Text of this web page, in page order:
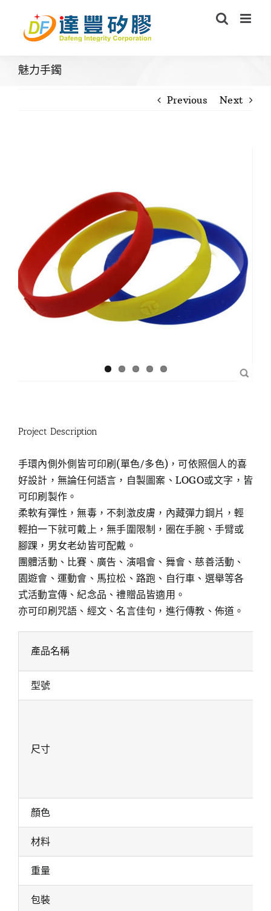
content
魅力手鐲
Previous Next
Project Description
手環內側外側皆可印刷(單色/多色)，可依照個人的喜
好設計，無論任何語言，自製圖案、LOGO或文字，皆
可印刷製作。
柔軟有彈性，無毒，不刺激皮膚，內藏彈力鋼片，輕
輕拍一下就可戴上，無手圍限制，圈在手腕、手臂或
腳踝，男女老幼皆可配戴。
團體活動、比賽、廣告、演唱會、舞會、慈善活動、
園遊會、運動會、馬拉松、路跑、自行車、選舉等各
式活動宣傳、紀念品、禮贈品皆適用。
亦可印刷咒語、經文、名言佳句，進行傳教、佈道。
產品名稱
型號
尺寸
顏色
材料
重量
包裝